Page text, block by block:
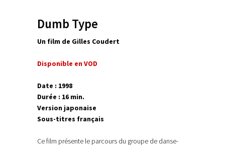
Dumb Type
Un film de Gilles Coudert
Disponible en VOD
Date : 1998
Durée : 16 min.
Version japonaise
Sous-titres français
Ce film présente le parcours du groupe de danse-